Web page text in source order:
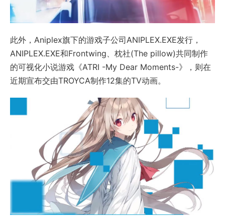
此外，Aniplex旗下的游戏子公司ANIPLEX.EXE发行，
ANIPLEX.EXE和Frontwing、枕社(The pillow)共同制作
的可视化小说游戏《ATRI -My Dear Moments-》，则在
近期宣布交由TROYCA制作12集的TV动画。